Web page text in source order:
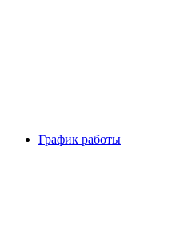
График работы